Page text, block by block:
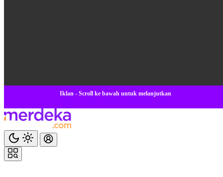
Iklan - Scroll ke bawah untuk melanjutkan